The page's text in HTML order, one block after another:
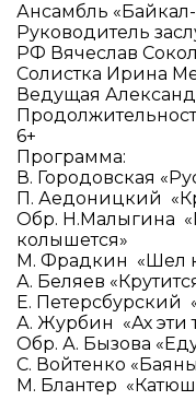
Ансамбль «Байкал-
Руководитель
РФ Вячеслав
Солистка Ирина
Ведущая
6+
Программа:
В. Городовская
П. Аедоницкий
Обр. Н.Малыгина
колышется»
М. Фрадкин «Шел
А. Беляев
Е. Петерсбурский
А. Журбин «Ах эти
Обр. А. Бызова
С. Войтенко
М. Блантер